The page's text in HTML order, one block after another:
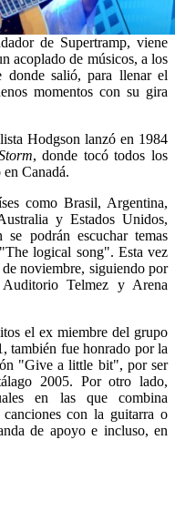
de Supertramp, viene
acoplado de músicos, a los
donde salió, para llenar el
momentos con su gira
Hodgson lanzó en 1984
, donde tocó todos los
Canadá.
como Brasil, Argentina,
y Estados Unidos,
podrán escuchar temas
logical song". Esta vez
noviembre, siguiendo por
Telmez y Arena
el ex miembre del grupo
también fue honrado por la
"Give a little bit", por ser
2005. Por otro lado,
en las que combina
con la guitarra o
de apoyo e incluso, en